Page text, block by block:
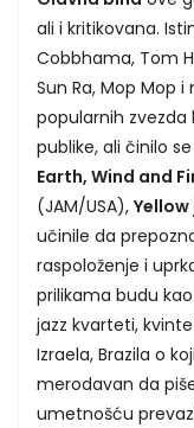
ali i kritikovana.
Cobbhama, Tom
Sun Ra, Mop Mop
popularnih
publike, ali činilo
Earth, Wind and
(JAM/USA),
učinile da
raspoloženje i
prilikama budu
jazz kvarteti,
Izraela, Brazila o
merodavan da
umetnošću